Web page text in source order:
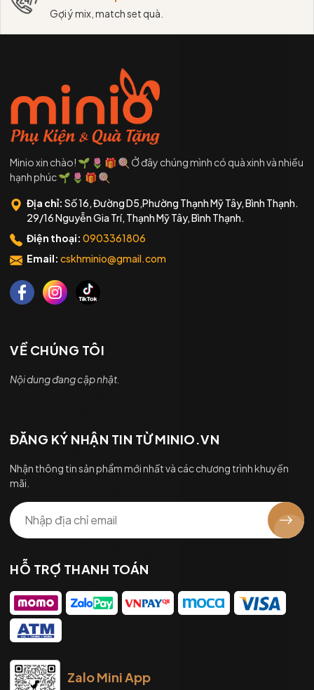
Gợi ý mix, match set quà.
Minio xin chào! 🌱 🌷 🎁 🍭 Ở đây chúng mình có quà xinh và nhiều
hạnh phúc 🌱 🌷 🎁 🍭
Địa chỉ: Số 16, Đường D5,Phường Thạnh Mỹ Tây, Bình Thạnh.
29/16 Nguyễn Gia Trí, Thạnh Mỹ Tây, Bình Thạnh.
Điện thoại: 0903361806
Email: cskhminio@gmail.com
VỀ CHÚNG TÔI
Nội dung đang cập nhật.
ĐĂNG KÝ NHẬN TIN TỪ MINIO.VN
Nhận thông tin sản phẩm mới nhất và các chương trình khuyến
mãi.
HỖ TRỢ THANH TOÁN
Zalo Mini App